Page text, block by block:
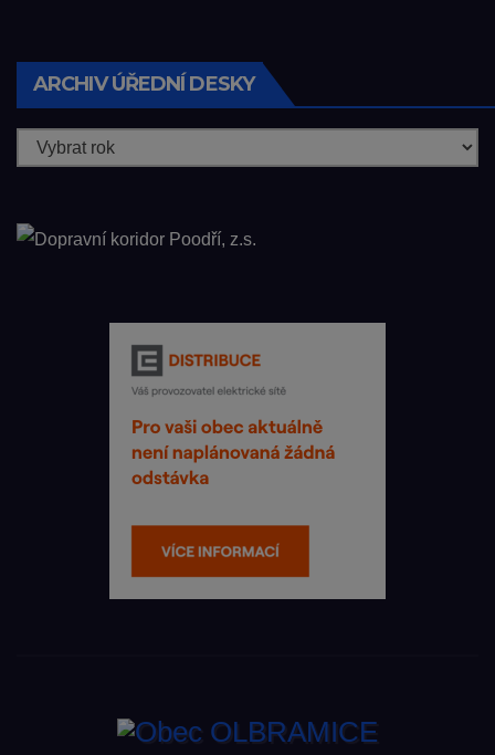
ARCHIV ÚŘEDNÍ DESKY